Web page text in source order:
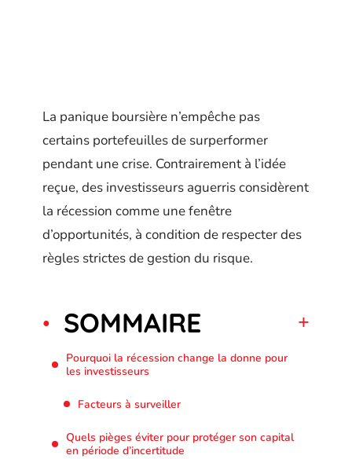
La panique boursière n’empêche pas
certains portefeuilles de surperformer
pendant une crise. Contrairement à l’idée
reçue, des investisseurs aguerris considèrent
la récession comme une fenêtre
d’opportunités, à condition de respecter des
règles strictes de gestion du risque.
SOMMAIRE
Pourquoi la récession change la donne pour
les investisseurs
Facteurs à surveiller
Quels pièges éviter pour protéger son capital
en période d’incertitude